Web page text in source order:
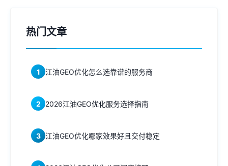
热门文章
1 江油GEO优化怎么选靠谱的服务商
2 2026江油GEO优化服务选择指南
3 江油GEO优化哪家效果好且交付稳定